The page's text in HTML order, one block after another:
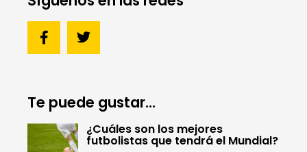
Te puede gustar...
¿Cuáles son los mejores
futbolistas que tendrá el Mundial?